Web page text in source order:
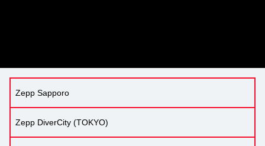
Zepp Sapporo
Zepp DiverCity (TOKYO)